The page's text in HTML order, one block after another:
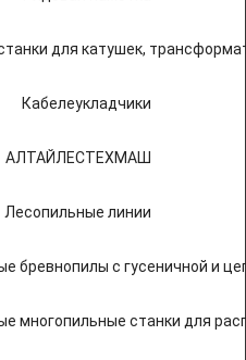
для катушек,
Кабелеукладчики
АЛТАЙЛЕСТЕХМАШ
Лесопильные линии
бревнопилы с гусеничной и
многопильные станки для